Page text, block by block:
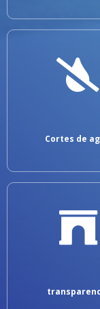
Cortes de